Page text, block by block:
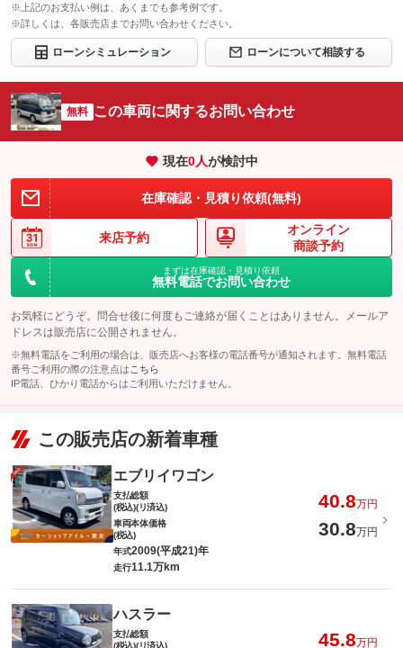
ロードサー
ビスの有無
無し
※上記のお支払い例は、あくまでも参考例です。
※詳しくは、各販売店までお問い合わせください。
ローンシミュレーション ローンについて相談する
無料 この車両に関するお問い合わせ
現在0人が検討中
在庫確認・見積り依頼(無料)
来店予約
オンライン
商談予約
まずは在庫確認・見積り依頼
無料電話でお問い合わせ
お気軽にどうぞ。問合せ後に何度もご連絡が届くことはありません。メールア
ドレスは販売店に公開されません。
※無料電話をご利用の場合は、販売店へお客様の電話番号が通知されます。無料電話
番号ご利用の際の注意点は こちら
IP電話、ひかり電話からはご利用いただけません。
この販売店の新着車種
エブリイワゴン
支払総額
(税込)(リ済込)
40.8万円
車両本体価格
(税込)
30.8万円
年式2009(平成21)年
走行11.1万km
ハスラー
支払総額
(税込)(リ済込)
45.8万円